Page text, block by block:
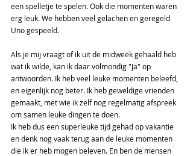
een spelletje te spelen. Ook die momenten waren
erg leuk. We hebben veel gelachen en geregeld
Uno gespeeld.
Als je mij vraagt of ik uit de midweek gehaald heb
wat ik wilde, kan ik daar volmondig "Ja" op
antwoorden. Ik heb veel leuke momenten beleefd,
en eigenlijk nog beter. Ik heb geweldige vrienden
gemaakt, met wie ik zelf nog regelmatig afspreek
om samen leuke dingen te doen.
Ik heb dus een superleuke tijd gehad op vakantie
en denk nog vaak terug aan de leuke momenten
die ik er heb mogen beleven. En ben de mensen